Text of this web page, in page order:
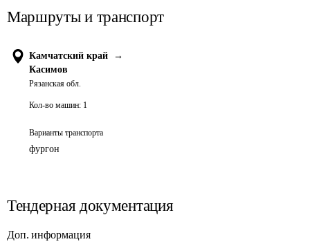
Маршруты и транспорт
Камчатский край
→
Касимов
Рязанская обл.
Кол-во машин: 1
Варианты транспорта
фургон
Тендерная документация
Доп. информация